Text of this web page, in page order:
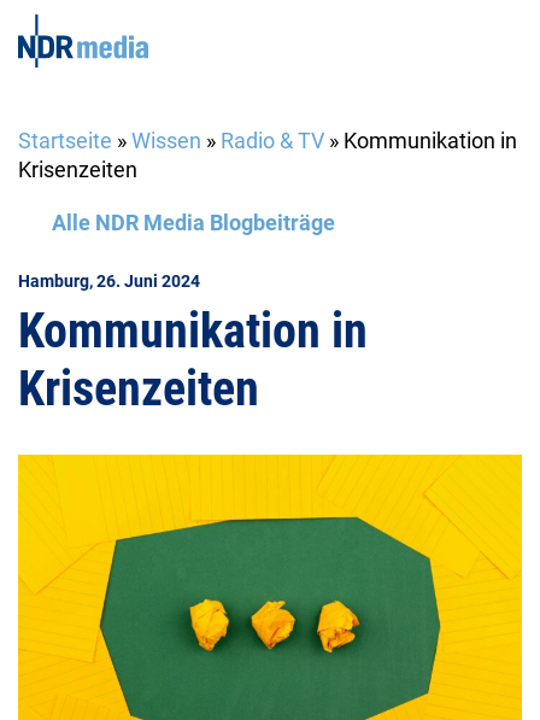
Startseite »Wissen » Radio & TV » Kommunikation in
Krisenzeiten
Alle NDR Media Blogbeiträge
Hamburg, 26. Juni 2024
Kommunikation in
Krisenzeiten